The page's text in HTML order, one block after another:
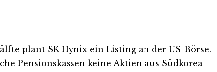
plant SK Hynix ein Listing an der US-Börse.
Pensionskassen keine Aktien aus Südkorea